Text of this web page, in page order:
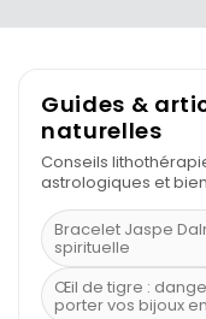
Guides &
naturelles
Conseils
astrologiques et
Bracelet Jaspe
spirituelle
Œil de tigre :
porter vos bijoux